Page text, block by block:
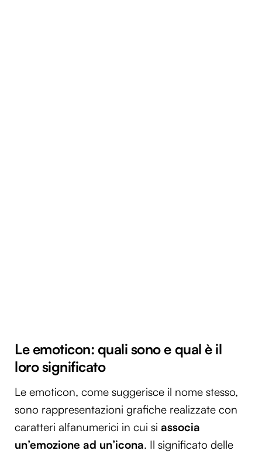
Le emoticon: quali sono e qual è il
loro significato
Le emoticon, come suggerisce il nome stesso,
sono rappresentazioni grafiche realizzate con
caratteri alfanumerici in cui si associa
un’emozione ad un’icona. Il significato delle